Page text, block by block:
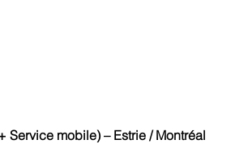
Service mobile) – Estrie / Montréal